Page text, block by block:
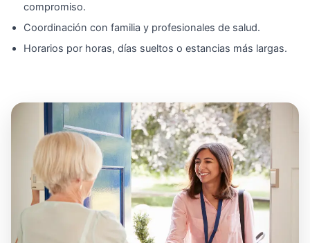
compromiso.
Coordinación con familia y profesionales de salud.
Horarios por horas, días sueltos o estancias más largas.